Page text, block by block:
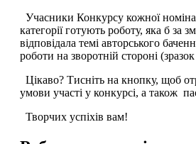
Учасники Конкурсу кожної
категорії готують роботу, яка б за
відповідала темі авторського
роботи на зворотній стороні
Цікаво? Тисніть на кнопку, щоб
умови участі у конкурсі, а також
Творчих успіхів вам!